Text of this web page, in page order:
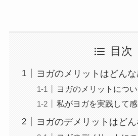
目次
ヨガのメリットはどんな
ヨガのメリットにつ
私がヨガを実践して
ヨガのデメリットはどん